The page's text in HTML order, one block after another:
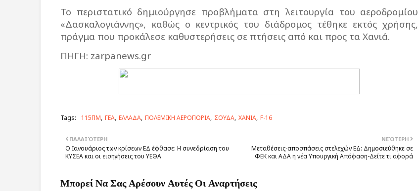
Το περιστατικό δημιούργησε προβλήματα στη λειτουργία του αεροδρομίου
«Δασκαλογιάννης», καθώς ο κεντρικός του διάδρομος τέθηκε εκτός χρήσης,
πράγμα που προκάλεσε καθυστερήσεις σε πτήσεις από και προς τα Χανιά.
ΠΗΓΗ: zarpanews.gr
Tags: 115ΠΜ ΓΕΑ ΕΛΛΑΔΑ ΠΟΛΕΜΙΚΗ ΑΕΡΟΠΟΡΙΑ ΣΟΥΔΑ ΧΑΝΙΑ F-16
ΝΕΌΤΕΡΗ
Μεταθέσεις-αποσπάσεις στελεχών ΕΔ: Δημοσιεύθηκε σε
ΦΕΚ και ΑΔΑ η νέα Υπουργική Απόφαση-Δείτε τι αφορά
ΠΑΛΑΙΌΤΕΡΗ
Ο Ιανουάριος των κρίσεων ΕΔ έφθασε: Η συνεδρίαση του
ΚΥΣΕΑ και οι εισηγήσεις του ΥΕΘΑ
Μπορεί Να Σας Αρέσουν Αυτές Οι Αναρτήσεις